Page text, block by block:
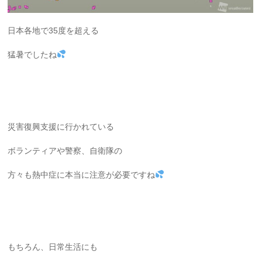
日本各地で35度を超える
猛暑でしたね
災害復興支援に行かれている
ボランティアや警察、自衛隊の
方々も熱中症に本当に注意が必要ですね
もちろん、日常生活にも